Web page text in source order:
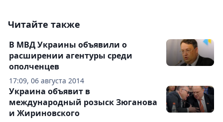
Читайте также
17:09, 06 августа 2014
В МВД Украины объявили о
расширении агентуры среди
ополченцев
Украина объявит в
международный розыск Зюганова
и Жириновского